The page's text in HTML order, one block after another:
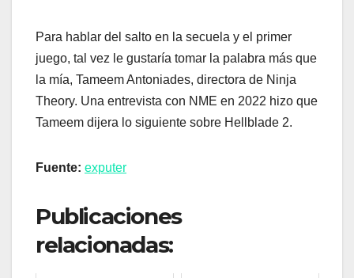
Para hablar del salto en la secuela y el primer
juego, tal vez le gustaría tomar la palabra más que
la mía, Tameem Antoniades, directora de Ninja
Theory. Una entrevista con NME en 2022 hizo que
Tameem dijera lo siguiente sobre Hellblade 2.
Fuente: exputer
Publicaciones
relacionadas: